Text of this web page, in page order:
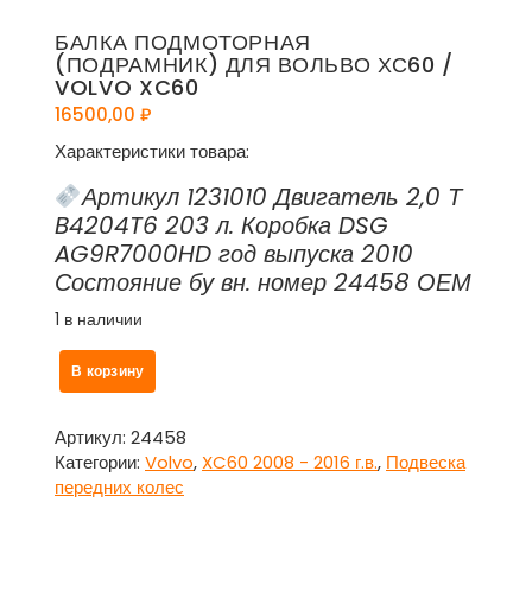
БАЛКА ПОДМОТОРНАЯ
(ПОДРАМНИК) ДЛЯ ВОЛЬВО ХС60 /
VOLVO XC60
16500,00 ₽
Характеристики товара:
Артикул 1231010 Двигатель 2,0 Т
B4204T6 203 л. Коробка DSG
AG9R7000HD год выпуска 2010
Состояние бу вн. номер 24458 ОЕМ
1 в наличии
Количество
товара
подмоторная
(подрамник)
для
В корзину
Артикул: 24458
Категории: Volvo, XC60 2008 - 2016 г.в., Подвеска
передних колес